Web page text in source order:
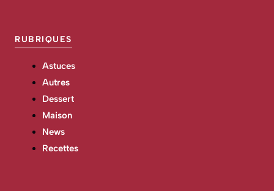
RUBRIQUES
Astuces
Autres
Dessert
Maison
News
Recettes